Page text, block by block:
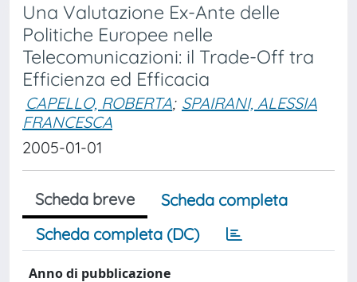
Una Valutazione Ex-Ante delle
Politiche Europee nelle
Telecomunicazioni: il Trade-Off tra
Efficienza ed Efficacia
CAPELLO, ROBERTA; SPAIRANI, ALESSIA
FRANCESCA
2005-01-01
Scheda breve
Scheda completa
Scheda completa (DC)
Anno di pubblicazione